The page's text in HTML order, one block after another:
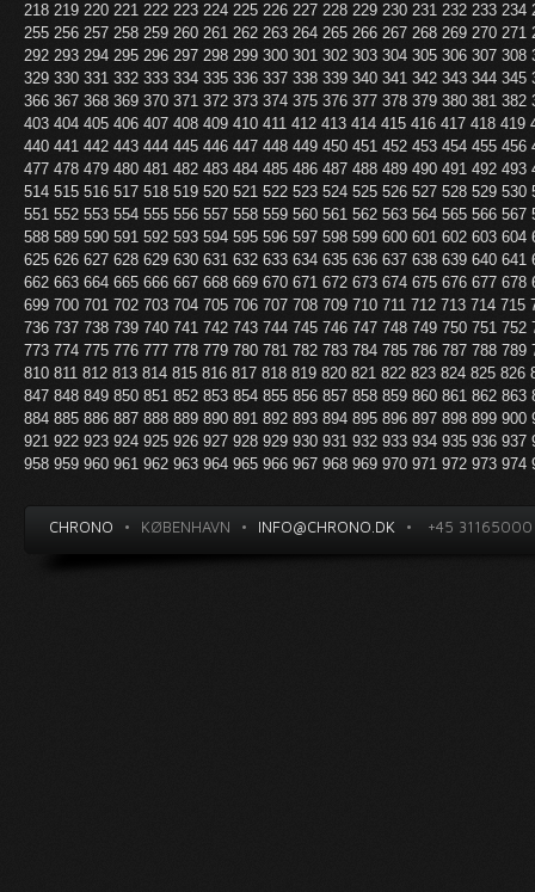
218 219 220 221 222 223 224 225 226 227 228 229 230 231 232 233 234
255 256 257 258 259 260 261 262 263 264 265 266 267 268 269 270 271
292 293 294 295 296 297 298 299 300 301 302 303 304 305 306 307 308
329 330 331 332 333 334 335 336 337 338 339 340 341 342 343 344 345
366 367 368 369 370 371 372 373 374 375 376 377 378 379 380 381 382
403 404 405 406 407 408 409 410 411 412 413 414 415 416 417 418 419
440 441 442 443 444 445 446 447 448 449 450 451 452 453 454 455 456
477 478 479 480 481 482 483 484 485 486 487 488 489 490 491 492 493
514 515 516 517 518 519 520 521 522 523 524 525 526 527 528 529 530
551 552 553 554 555 556 557 558 559 560 561 562 563 564 565 566 567
588 589 590 591 592 593 594 595 596 597 598 599 600 601 602 603 604
625 626 627 628 629 630 631 632 633 634 635 636 637 638 639 640 641
662 663 664 665 666 667 668 669 670 671 672 673 674 675 676 677 678
699 700 701 702 703 704 705 706 707 708 709 710 711 712 713 714 715
736 737 738 739 740 741 742 743 744 745 746 747 748 749 750 751 752
773 774 775 776 777 778 779 780 781 782 783 784 785 786 787 788 789
810 811 812 813 814 815 816 817 818 819 820 821 822 823 824 825 826
847 848 849 850 851 852 853 854 855 856 857 858 859 860 861 862 863
884 885 886 887 888 889 890 891 892 893 894 895 896 897 898 899 900
921 922 923 924 925 926 927 928 929 930 931 932 933 934 935 936 937
958 959 960 961 962 963 964 965 966 967 968 969 970 971 972 973 974
CHRONO • KØBENHAVN • INFO@CHRONO.DK • +45 31165000